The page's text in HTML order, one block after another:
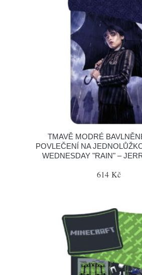
TMAVĚ MODRÉ
POVLEČENÍ NA
WEDNESDAY "RAIN" –
614 Kč